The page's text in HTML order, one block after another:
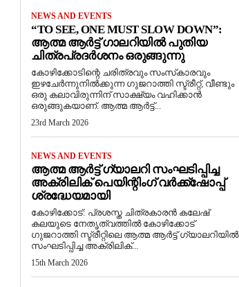
NEWS AND EVENTS
“TO SEE, ONE MUST SLOW DOWN”:
ആത്മ ആർട്ട് ഗാലറിയിൽ പുതിയ
ചിത്രപ്രദർശനം ഒരുങ്ങുന്നു
കോഴിക്കോടിന്റെ ചരിത്രവും സംസ്‌കാരവും
ഇഴചേർന്നുനിൽക്കുന്ന ഗുജറാത്തി സ്ട്രീറ്റ്, വീണ്ടും
ഒരു കലാവിരുന്നിന് സാക്ഷ്യം വഹിക്കാൻ
ഒരുങ്ങുകയാണ്. ആത്മ ആർട്ട്...
23rd March 2026
NEWS AND EVENTS
ആത്മ ആർട്ട് ഗ്യാലറി സംഘടിപ്പിച്ച
അക്രിലിക് പെയിന്റിംഗ് വർക്ക്‌ഷോപ്പ്
ശ്രദ്ധേയമായി
കോഴിക്കോട്: പ്രശസ്ത ചിത്രകാരൻ കലേഷ്
കലയുടെ നേതൃത്വത്തിൽ കോഴിക്കോട്
ഗുജറാത്തി സ്ട്രീറ്റിലെ ആത്മ ആർട്ട് ഗ്യാലറിയിൽ
സംഘടിപ്പിച്ച അക്രിലിക്...
15th March 2026